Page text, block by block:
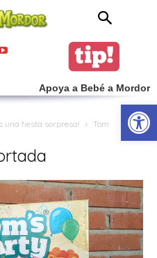
Apoya a Bebé a Mordor
una fiesta sorpresa!
Tom